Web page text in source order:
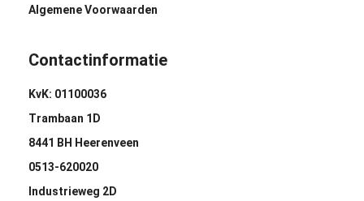
Algemene Voorwaarden
Contactinformatie
KvK: 01100036
Trambaan 1D
8441 BH Heerenveen
0513-620020
Industrieweg 2D